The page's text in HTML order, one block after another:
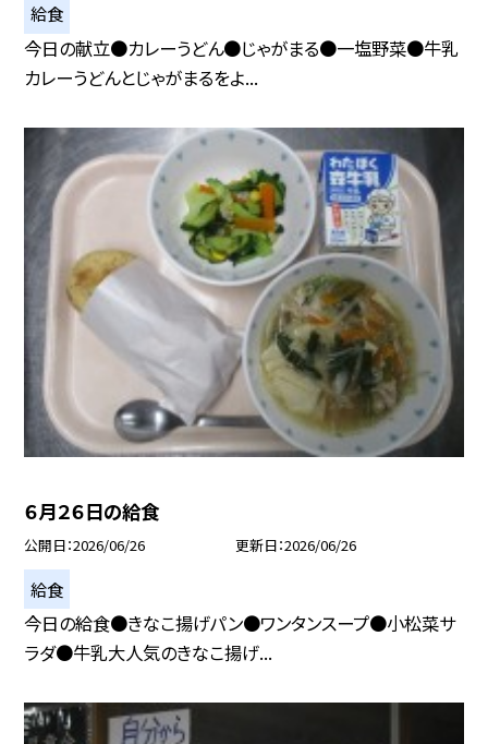
給食
今日の献立●カレーうどん●じゃがまる●一塩野菜●牛乳
カレーうどんとじゃがまるをよ...
６月２６日の給食
公開日 2026/06/26 更新日 2026/06/26
給食
今日の給食●きなこ揚げパン●ワンタンスープ●小松菜サ
ラダ●牛乳大人気のきなこ揚げ...